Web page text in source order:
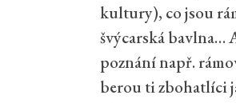
kultury), co jsou
švýcarská bavlna…
poznání např.
berou ti zbohatlíci